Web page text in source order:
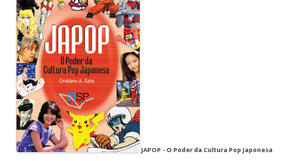
JAPOP - O Poder da Cultura Pop Japonesa